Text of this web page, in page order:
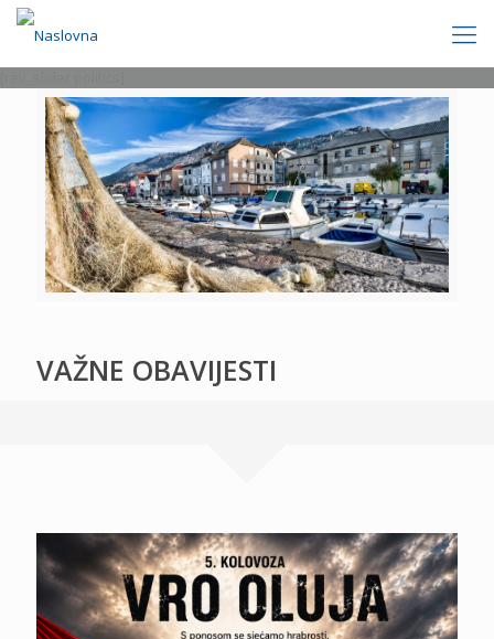
VAŽNE OBAVIJESTI